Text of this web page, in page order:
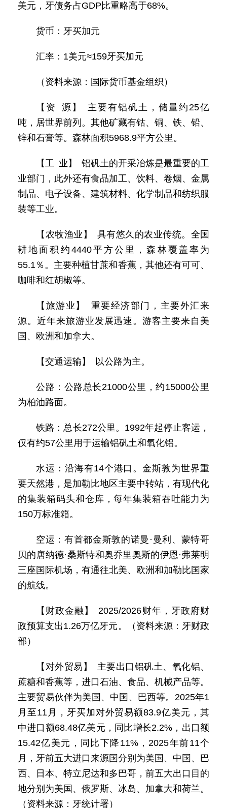
美元，牙债务占GDP比重略高于68%。
货币：牙买加元
汇率：1美元≈159牙买加元
（资料来源：国际货币基金组织）
【资 源】 主要有铝矾土，储量约25亿
吨，居世界前列。其他矿藏有钴、铜、铁、铅、
锌和石膏等。森林面积5968.9平方公里。
【工 业】 铝矾土的开采冶炼是最重要的工
业部门，此外还有食品加工、饮料、卷烟、金属
制品、电子设备、建筑材料、化学制品和纺织服
装等工业。
【农牧渔业】 具有悠久的农业传统。全国
耕地面积约4440平方公里，森林覆盖率为
55.1％。主要种植甘蔗和香蕉，其他还有可可、
咖啡和红胡椒等。
【旅游业】 重要经济部门，主要外汇来
源。近年来旅游业发展迅速。游客主要来自美
国、欧洲和加拿大。
【交通运输】 以公路为主。
公路：公路总长21000公里，约15000公里
为柏油路面。
铁路：总长272公里。1992年起停止客运，
仅有约57公里用于运输铝矾土和氧化铝。
水运：沿海有14个港口。金斯敦为世界重
要天然港，是加勒比地区主要中转站，有现代化
的集装箱码头和仓库，每年集装箱吞吐能力为
150万标准箱。
空运：有首都金斯敦的诺曼·曼利、蒙特哥
贝的唐纳德·桑斯特和奥乔里奥斯的伊恩·弗莱明
三座国际机场，有通往北美、欧洲和加勒比国家
的航线。
【财政金融】 2025/2026财年，牙政府财
政预算支出1.26万亿牙元。（资料来源：牙财政
部）
【对外贸易】 主要出口铝矾土、氧化铝、
蔗糖和香蕉等，进口石油、食品、机械产品等。
主要贸易伙伴为美国、中国、巴西等。2025年1
月至11月，牙买加对外贸易额83.9亿美元，其
中进口额68.48亿美元，同比增长2.2%，出口额
15.42亿美元，同比下降11%，2025年前11个
月，牙前五大进口来源国分别为美国、中国、巴
西、日本、特立尼达和多巴哥，前五大出口目的
地分别为美国、俄罗斯、冰岛、加拿大和荷兰。
（资料来源：牙统计署）